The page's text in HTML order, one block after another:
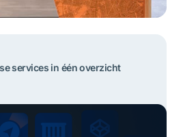
services in één overzicht